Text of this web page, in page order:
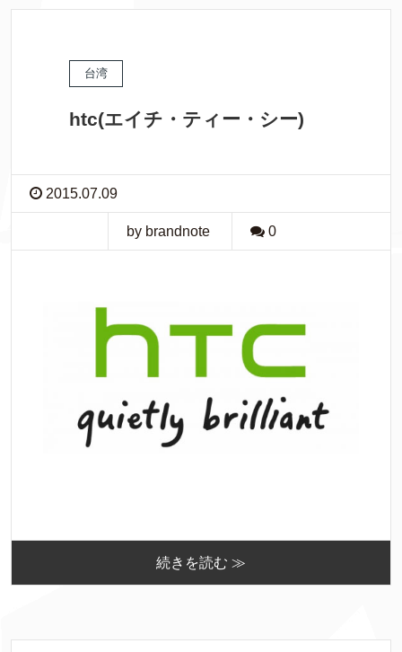
台湾
htc(エイチ・ティー・シー)
2015.07.09
by brandnote 0
続きを読む ≫